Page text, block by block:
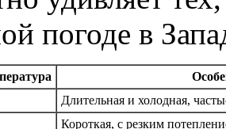
погоде в
Длительная и холодная,
Короткая, с резким